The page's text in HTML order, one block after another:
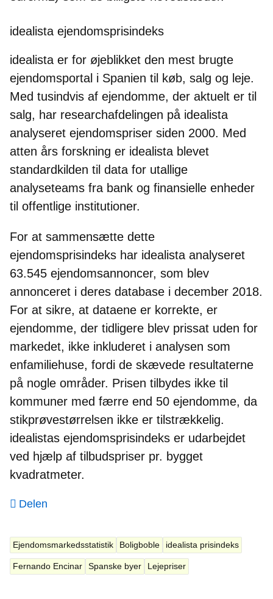
idealista ejendomsprisindeks
idealista er for øjeblikket den mest brugte
ejendomsportal i Spanien til køb, salg og leje.
Med tusindvis af ejendomme, der aktuelt er til
salg, har researchafdelingen på idealista
analyseret ejendomspriser siden 2000. Med
atten års forskning er idealista blevet
standardkilden til data for utallige
analyseteams fra bank og finansielle enheder
til offentlige institutioner.
For at sammensætte dette
ejendomsprisindeks har idealista analyseret
63.545 ejendomsannoncer, som blev
annonceret i deres database i december 2018.
For at sikre, at dataene er korrekte, er
ejendomme, der tidligere blev prissat uden for
markedet, ikke inkluderet i analysen som
enfamiliehuse, fordi de skævede resultaterne
på nogle områder. Prisen tilbydes ikke til
kommuner med færre end 50 ejendomme, da
stikprøvestørrelsen ikke er tilstrækkelig.
idealistas ejendomsprisindeks er udarbejdet
ved hjælp af tilbudspriser pr. bygget
kvadratmeter.
Delen
Ejendomsmarkedsstatistik Boligboble idealista prisindeks
Fernando Encinar Spanske byer Lejepriser